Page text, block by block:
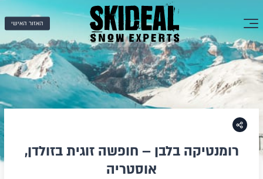
האזור האישי
רומנטיקה בלבן – חופשה זוגית בזולדן,
אוסטריה